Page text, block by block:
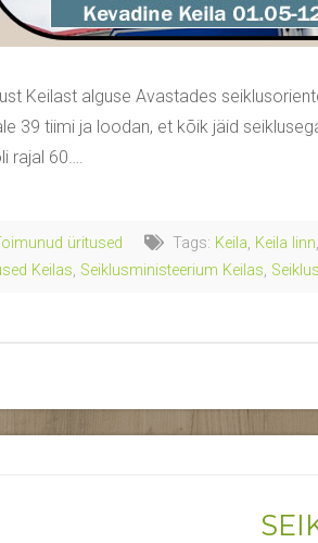
Keilast alguse Avastades
39 tiimi ja loodan, et kõik jäid
rajal 60….
üritused Tags: Keila, Keila linn,
Keilas, Seiklusministeerium Keilas,